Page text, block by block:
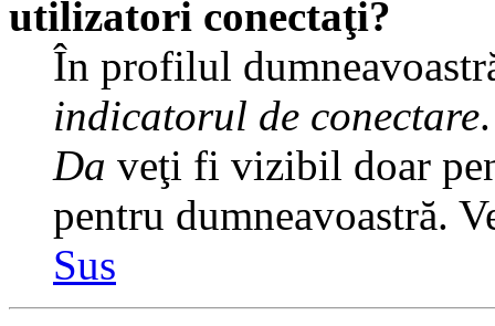
utilizatori conectaţi?
În profilul
indicatorul de conectare
Da veţi fi vizibil doar
pentru dumneavoastră.
Sus